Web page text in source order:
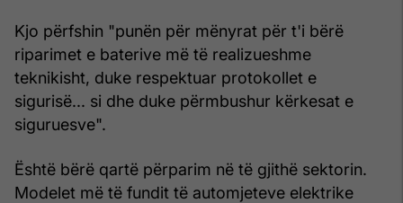
Kjo përfshin "punën për mënyrat për t'i bërë
riparimet e baterive më të realizueshme
teknikisht, duke respektuar protokollet e
sigurisë... si dhe duke përmbushur kërkesat e
siguruesve".
Është bërë qartë përparim në të gjithë sektorin.
Modelet më të fundit të automjeteve elektrike